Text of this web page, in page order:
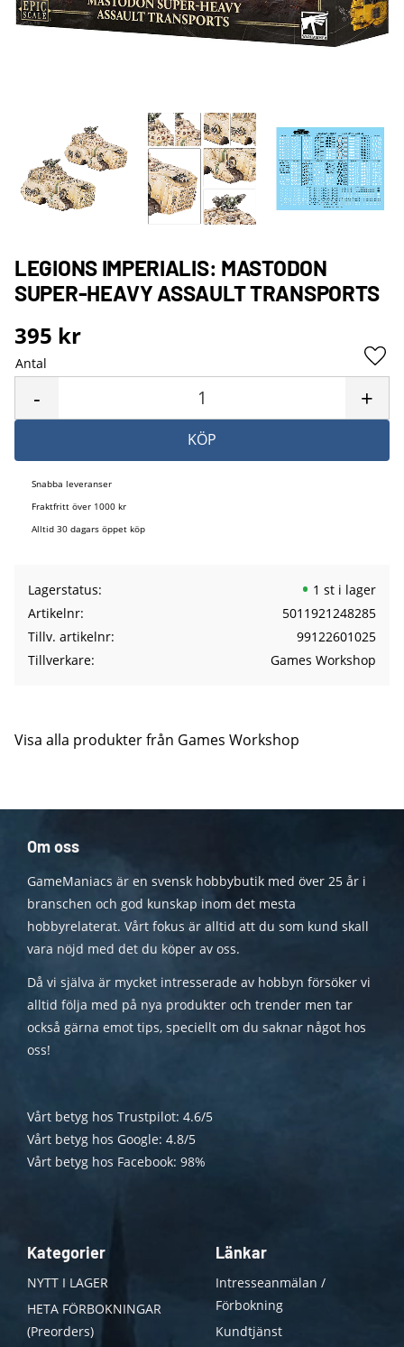
LEGIONS IMPERIALIS: MASTODON
SUPER-HEAVY ASSAULT TRANSPORTS
395 kr
Antal
+
-
KÖP
Snabba leveranser
Fraktfritt över 1000 kr
Alltid 30 dagars öppet köp
Lagerstatus
1 st i lager
Artikelnr
5011921248285
Tillv. artikelnr
99122601025
Tillverkare
Games Workshop
Visa alla produkter från Games Workshop
Om oss
GameManiacs är en svensk hobbybutik med över 25 år i
branschen och god kunskap inom det mesta
hobbyrelaterat. Vårt fokus är alltid att du som kund skall
vara nöjd med det du köper av oss.
Då vi själva är mycket intresserade av hobbyn försöker vi
alltid följa med på nya produkter och trender men tar
också gärna emot tips, speciellt om du saknar något hos
oss!
Vårt betyg hos Trustpilot: 4.6/5
Vårt betyg hos Google: 4.8/5
Vårt betyg hos Facebook: 98%
Kategorier
NYTT I LAGER
HETA FÖRBOKNINGAR
(Preorders)
Länkar
Intresseanmälan /
Förbokning
Kundtjänst